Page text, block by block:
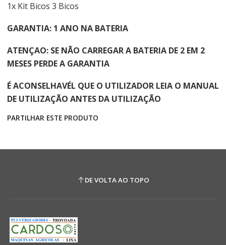
1x Kit Bicos 3 Bicos
GARANTIA: 1 ANO NA BATERIA
ATENÇAO: SE NÃO CARREGAR A BATERIA DE 2 EM 2
MESES PERDE A GARANTIA
É ACONSELHAVÉL QUE O UTILIZADOR LEIA O MANUAL
DE UTILIZAÇÃO ANTES DA UTILIZAÇÃO
PARTILHAR ESTE PRODUTO
DE VOLTA AO TOPO